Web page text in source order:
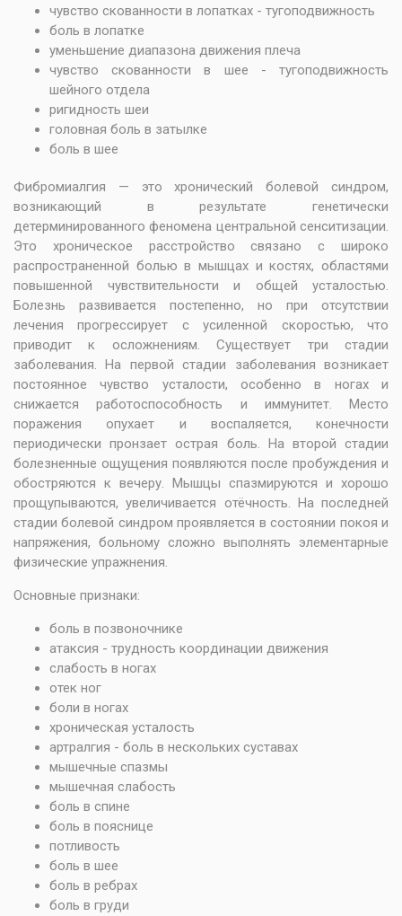
чувство скованности в лопатках - тугоподвижность
боль в лопатке
уменьшение диапазона движения плеча
чувство скованности в шее - тугоподвижность
шейного отдела
ригидность шеи
головная боль в затылке
боль в шее
Фибромиалгия — это хронический болевой синдром,
возникающий в результате генетически
детерминированного феномена центральной сенситизации.
Это хроническое расстройство связано с широко
распространенной болью в мышцах и костях, областями
повышенной чувствительности и общей усталостью.
Болезнь развивается постепенно, но при отсутствии
лечения прогрессирует с усиленной скоростью, что
приводит к осложнениям. Существует три стадии
заболевания. На первой стадии заболевания возникает
постоянное чувство усталости, особенно в ногах и
снижается работоспособность и иммунитет. Место
поражения опухает и воспаляется, конечности
периодически пронзает острая боль. На второй стадии
болезненные ощущения появляются после пробуждения и
обостряются к вечеру. Мышцы спазмируются и хорошо
прощупываются, увеличивается отёчность. На последней
стадии болевой синдром проявляется в состоянии покоя и
напряжения, больному сложно выполнять элементарные
физические упражнения.
Основные признаки:
боль в позвоночнике
атаксия - трудность координации движения
слабость в ногах
отек ног
боли в ногах
хроническая усталость
артралгия - боль в нескольких суставах
мышечные спазмы
мышечная слабость
боль в спине
боль в пояснице
потливость
боль в шее
боль в ребрах
боль в груди